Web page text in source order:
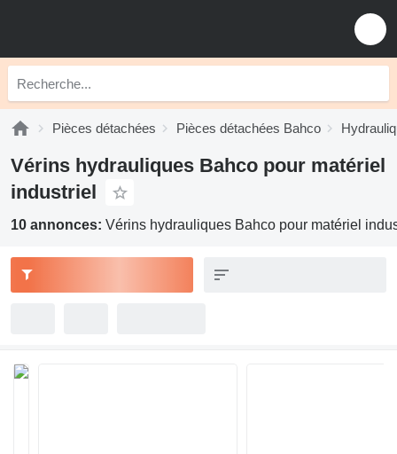
Pièces détachées Pièces détachées Bahco
Vérins hydrauliques Bahco pour matériel
industriel
10 annonces: Vérins hydrauliques Bahco pour matériel